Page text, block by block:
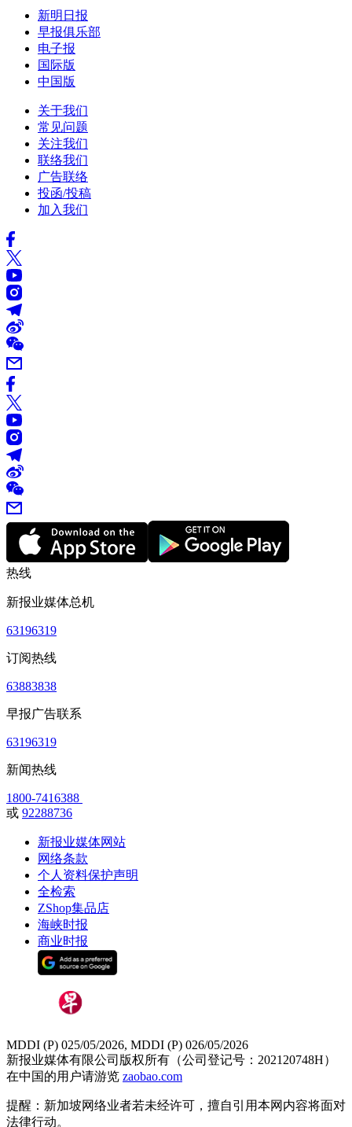
新明日报
早报俱乐部
电子报
国际版
中国版
关于我们
常见问题
关注我们
联络我们
广告联络
投函/投稿
加入我们
热线
新报业媒体总机
63196319
订阅热线
63883838
早报广告联系
63196319
新闻热线
1800-7416388
或 92288736
新报业媒体网站
网络条款
个人资料保护声明
全检索
ZShop集品店
海峡时报
商业时报
MDDI (P) 025/05/2026, MDDI (P) 026/05/2026
新报业媒体有限公司版权所有（公司登记号：202120748H）
在中国的用户请游览 zaobao.com
提醒：新加坡网络业者若未经许可，擅自引用本网内容将面对
法律行动。